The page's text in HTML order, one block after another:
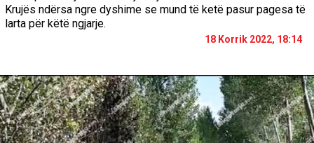
Krujës ndërsa ngre dyshime se mund të ketë pasur pagesa të
larta për këtë ngjarje.
18 Korrik 2022, 18:14